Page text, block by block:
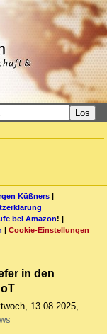
Los
Küßners |
bei Amazon! |
| Cookie-Einstellungen
in den
13.08.2025,